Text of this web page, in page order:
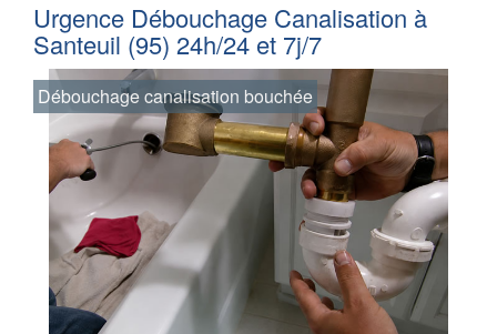
Urgence Débouchage Canalisation à
Santeuil (95) 24h/24 et 7j/7
Débouchage canalisation bouchée